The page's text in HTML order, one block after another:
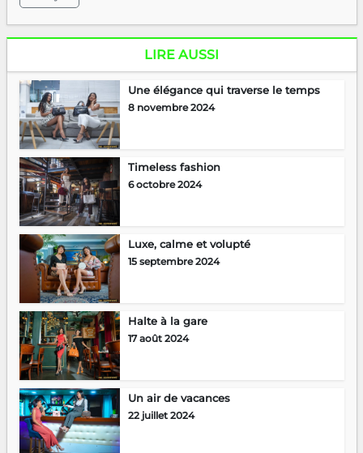
LIRE AUSSI
Une élégance qui traverse le temps
8 novembre 2024
Timeless fashion
6 octobre 2024
Luxe, calme et volupté
15 septembre 2024
Halte à la gare
17 août 2024
Un air de vacances
22 juillet 2024